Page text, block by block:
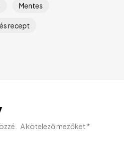
Mentes
recept
A kötelező mezőket *